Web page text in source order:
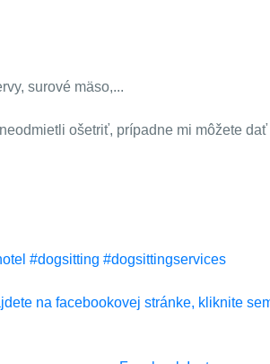
surové mäso,...
ošetriť, prípadne mi môžete
#dogsitting #dogsittingservices
na facebookovej stránke, kliknite